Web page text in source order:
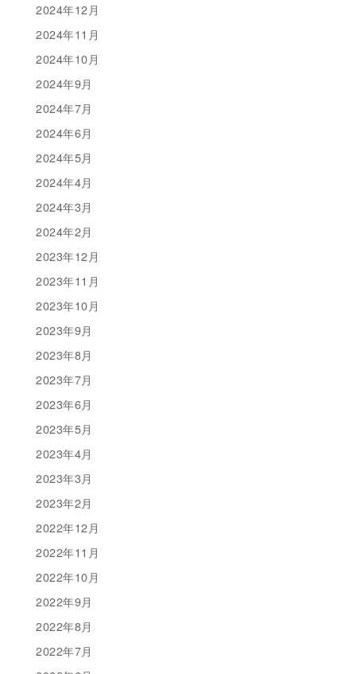
2024年12月
2024年11月
2024年10月
2024年9月
2024年7月
2024年6月
2024年5月
2024年4月
2024年3月
2024年2月
2023年12月
2023年11月
2023年10月
2023年9月
2023年8月
2023年7月
2023年6月
2023年5月
2023年4月
2023年3月
2023年2月
2022年12月
2022年11月
2022年10月
2022年9月
2022年8月
2022年7月